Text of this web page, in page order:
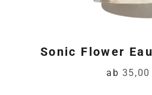
Sonic Flower
ab 35,00